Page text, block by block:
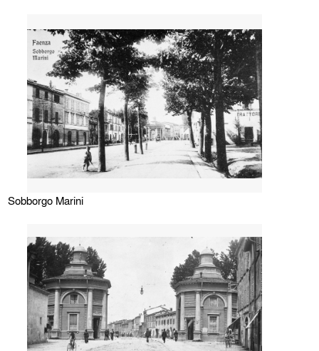
Sobborgo Marini